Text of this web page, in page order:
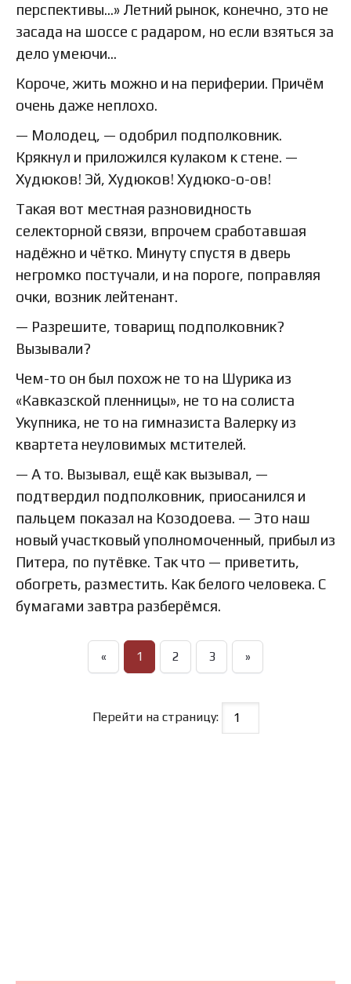
перспективы…» Летний рынок, конечно, это не
засада на шоссе с радаром, но если взяться за
дело умеючи…
Короче, жить можно и на периферии. Причём
очень даже неплохо.
— Молодец, — одобрил подполковник.
Крякнул и приложился кулаком к стене. —
Худюков! Эй, Худюков! Худюко-о-ов!
Такая вот местная разновидность
селекторной связи, впрочем сработавшая
надёжно и чётко. Минуту спустя в дверь
негромко постучали, и на пороге, поправляя
очки, возник лейтенант.
— Разрешите, товарищ подполковник?
Вызывали?
Чем-то он был похож не то на Шурика из
«Кавказской пленницы», не то на солиста
Укупника, не то на гимназиста Валерку из
квартета неуловимых мстителей.
— А то. Вызывал, ещё как вызывал, —
подтвердил подполковник, приосанился и
пальцем показал на Козодоева. — Это наш
новый участковый уполномоченный, прибыл из
Питера, по путёвке. Так что — приветить,
обогреть, разместить. Как белого человека. С
бумагами завтра разберёмся.
« 1 2 3 »
Перейти на страницу: